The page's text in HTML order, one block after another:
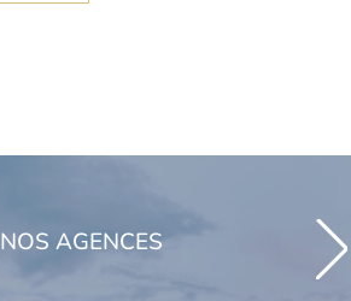
NOS AGENCES